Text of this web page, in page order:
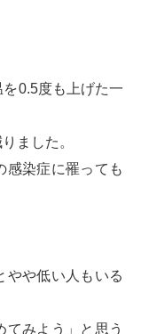
0.5度も上げた一
ました。
感染症に罹っても
やや低い人もいる
てみよう」と思う